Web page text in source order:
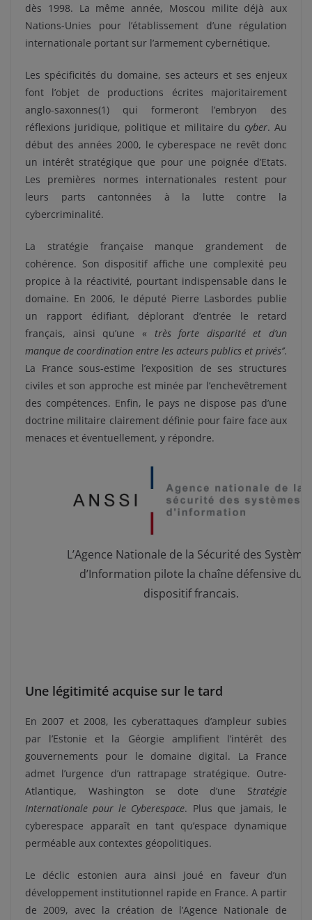
dès 1998. La même année, Moscou milite déjà aux
Nations-Unies pour l’établissement d’une régulation
internationale portant sur l’armement cybernétique.
Les spécificités du domaine, ses acteurs et ses enjeux
font l’objet de productions écrites majoritairement
anglo-saxonnes(1) qui formeront l’embryon des
réflexions juridique, politique et militaire du cyber. Au
début des années 2000, le cyberespace ne revêt donc
un intérêt stratégique que pour une poignée d’Etats.
Les premières normes internationales restent pour
leurs parts cantonnées à la lutte contre la
cybercriminalité.
La stratégie française manque grandement de
cohérence. Son dispositif affiche une complexité peu
propice à la réactivité, pourtant indispensable dans le
domaine. En 2006, le député Pierre Lasbordes publie
un rapport édifiant, déplorant d’entrée le retard
français, ainsi qu’une « très forte disparité et d’un
manque de coordination entre les acteurs publics et privés’’.
La France sous-estime l’exposition de ses structures
civiles et son approche est minée par l’enchevêtrement
des compétences. Enfin, le pays ne dispose pas d’une
doctrine militaire clairement définie pour faire face aux
menaces et éventuellement, y répondre.
L’Agence Nationale de la Sécurité des
d’Information pilote la chaîne défensive du
dispositif francais.
Une légitimité acquise sur le tard
En 2007 et 2008, les cyberattaques d’ampleur subies
par l’Estonie et la Géorgie amplifient l’intérêt des
gouvernements pour le domaine digital. La France
admet l’urgence d’un rattrapage stratégique. Outre-
Atlantique, Washington se dote d’une Stratégie
Internationale pour le Cyberespace. Plus que jamais, le
cyberespace apparaît en tant qu’espace dynamique
perméable aux contextes géopolitiques.
Le déclic estonien aura ainsi joué en faveur d’un
développement institutionnel rapide en France. A partir
de 2009, avec la création de l’Agence Nationale de